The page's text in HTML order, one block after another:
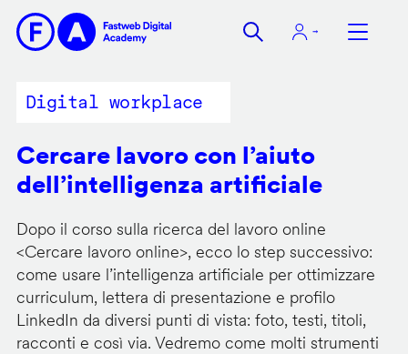
contenuto
Digital workplace
Cercare lavoro con l’aiuto
dell’intelligenza artificiale
Dopo il corso sulla ricerca del lavoro online
<Cercare lavoro online>, ecco lo step successivo:
come usare l’intelligenza artificiale per ottimizzare
curriculum, lettera di presentazione e profilo
LinkedIn da diversi punti di vista: foto, testi, titoli,
racconti e così via. Vedremo come molti strumenti